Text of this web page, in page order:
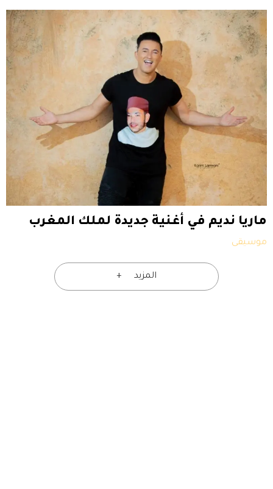
ماريا نديم في أغنية جديدة لملك المغرب
موسيقى
المزيد